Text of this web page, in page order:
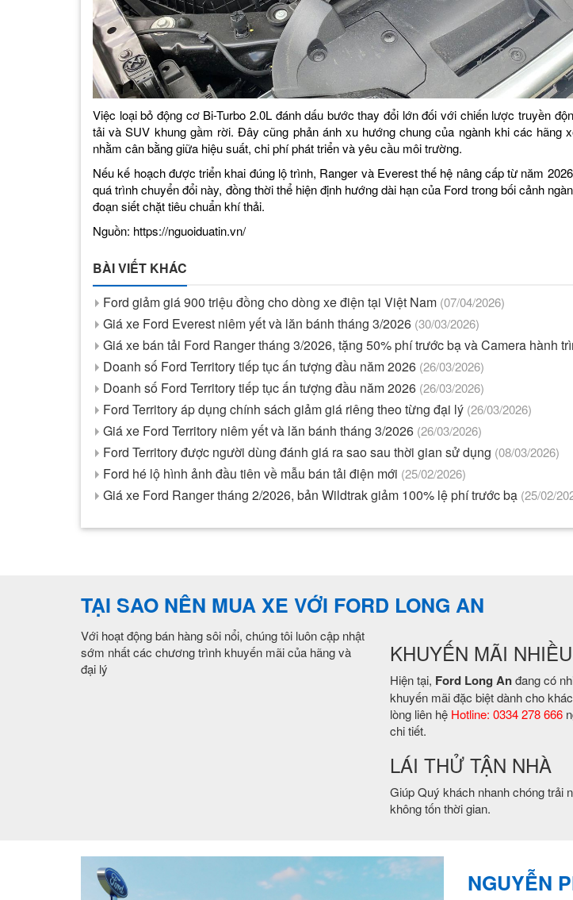
Việc loại bỏ động cơ Bi-Turbo 2.0L đánh dấu bước thay đổi lớn đối với chiến lược truyền
tải và SUV khung gầm rời. Đây cũng phản ánh xu hướng chung của ngành khi các hãng
nhằm cân bằng giữa hiệu suất, chi phí phát triển và yêu cầu môi trường.
Nếu kế hoạch được triển khai đúng lộ trình, Ranger và Everest thế hệ nâng cấp từ năm
quá trình chuyển đổi này, đồng thời thể hiện định hướng dài hạn của Ford trong bối cảnh
đoạn siết chặt tiêu chuẩn khí thải.
Nguồn: https://nguoiduatin.vn/
BÀI VIẾT KHÁC
Ford giảm giá 900 triệu đồng cho dòng xe điện tại Việt Nam (07/04/2026)
Giá xe Ford Everest niêm yết và lăn bánh tháng 3/2026 (30/03/2026)
Giá xe bán tải Ford Ranger tháng 3/2026, tặng 50% phí trước bạ và Camera hành
Doanh số Ford Territory tiếp tục ấn tượng đầu năm 2026 (26/03/2026)
Doanh số Ford Territory tiếp tục ấn tượng đầu năm 2026 (26/03/2026)
Ford Territory áp dụng chính sách giảm giá riêng theo từng đại lý (26/03/2026)
Giá xe Ford Territory niêm yết và lăn bánh tháng 3/2026 (26/03/2026)
Ford Territory được người dùng đánh giá ra sao sau thời gian sử dụng (08/03/2026)
Ford hé lộ hình ảnh đầu tiên về mẫu bán tải điện mới (25/02/2026)
Giá xe Ford Ranger tháng 2/2026, bản Wildtrak giảm 100% lệ phí trước bạ (25/02/
TẠI SAO NÊN MUA XE VỚI FORD LONG AN
Với hoạt động bán hàng sôi nổi, chúng tôi luôn cập nhật
sớm nhất các chương trình khuyến mãi của hãng và
đại lý
KHUYẾN MÃI
Hiện tại, Ford Long Anđang có
khuyến mãi đặc biệt dành cho
lòng liên hệ Hotline: 0334 278 666
chi tiết.
LÁI THỬ TẬN NHÀ
Giúp Quý khách nhanh chóng trải
không tốn thời gian.
NGUYỄN